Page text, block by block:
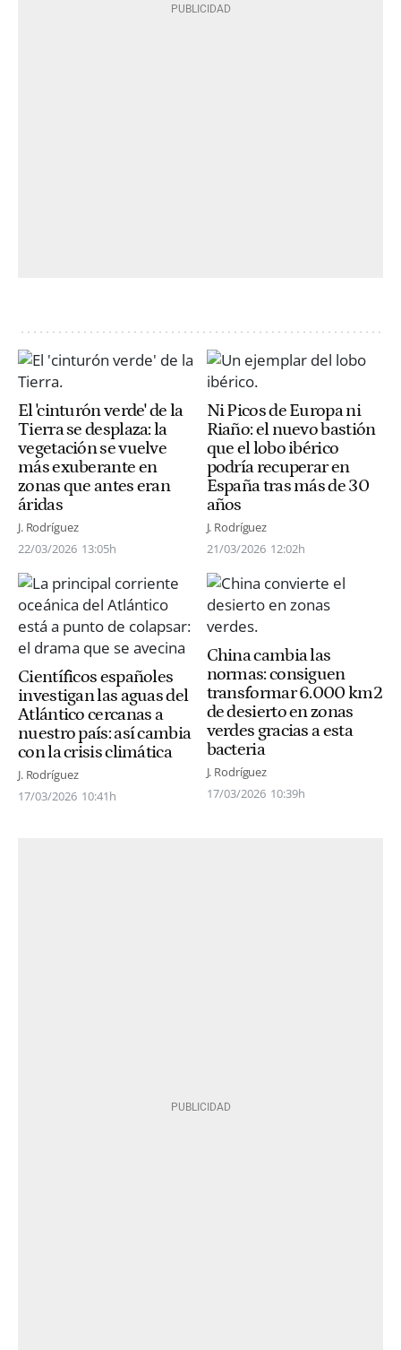
El 'cinturón verde' de la
Tierra se desplaza: la
vegetación se vuelve
más exuberante en
zonas que antes eran
áridas
J. Rodríguez
22/03/2026 13:05h
Ni Picos de Europa ni
Riaño: el nuevo bastión
que el lobo ibérico
podría recuperar en
España tras más de 30
años
J. Rodríguez
21/03/2026 12:02h
Científicos españoles
investigan las aguas del
Atlántico cercanas a
nuestro país: así cambia
con la crisis climática
J. Rodríguez
17/03/2026 10:41h
China cambia las
normas: consiguen
transformar 6.000 km2
de desierto en zonas
verdes gracias a esta
bacteria
J. Rodríguez
17/03/2026 10:39h